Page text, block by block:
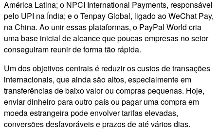
América Latina; o NPCI International Payments, responsável
pelo UPI na Índia; e o Tenpay Global, ligado ao WeChat Pay,
na China. Ao unir essas plataformas, o PayPal World cria
uma base inicial de alcance que poucas empresas no setor
conseguiram reunir de forma tão rápida.
Um dos objetivos centrais é reduzir os custos de transações
internacionais, que ainda são altos, especialmente em
transferências de baixo valor ou compras pequenas. Hoje,
enviar dinheiro para outro país ou pagar uma compra em
moeda estrangeira pode envolver tarifas elevadas,
conversões desfavoráveis e prazos de até vários dias.